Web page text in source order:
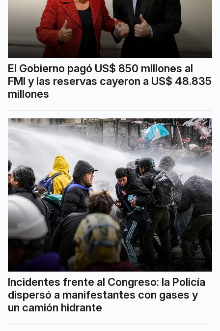
El Gobierno pagó US$ 850 millones al
FMI y las reservas cayeron a US$ 48.835
millones
Incidentes frente al Congreso: la Policía
dispersó a manifestantes con gases y
un camión hidrante